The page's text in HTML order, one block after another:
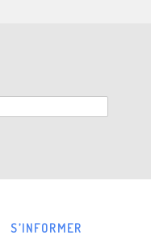
S’INFORMER